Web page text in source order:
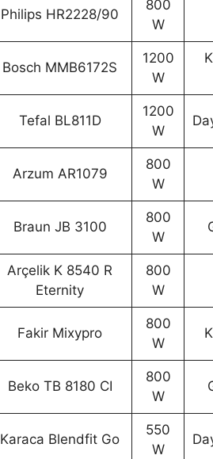
Philips HR2228/90
800
W
Bosch MMB6172S
1200
W
Tefal BL811D
1200
W
Arzum AR1079
800
W
Braun JB 3100
800
W
Arçelik K 8540 R
Eternity
800
W
Fakir Mixypro
800
W
Beko TB 8180 CI
800
W
Karaca Blendfit Go
550
W